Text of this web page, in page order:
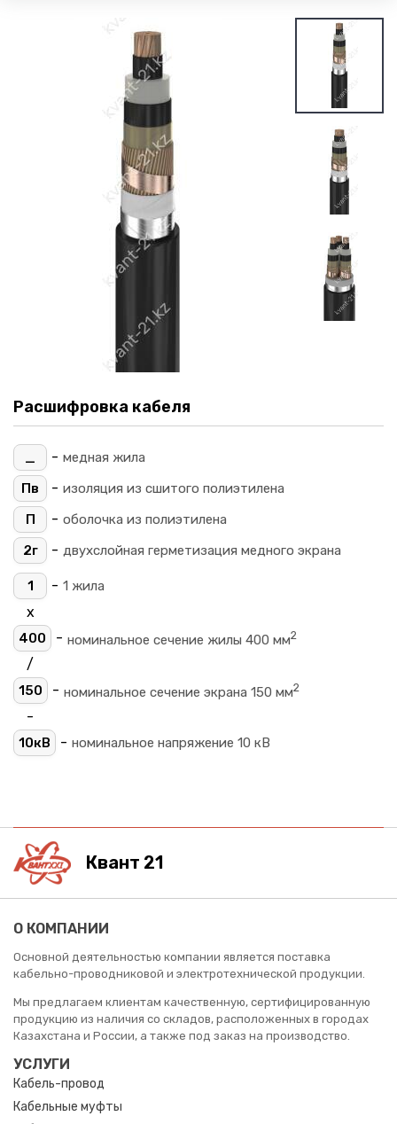
Расшифровка кабеля
_ - медная жила
Пв
- изоляция из сшитого полиэтилена
П
- оболочка из полиэтилена
2г
- двухслойная герметизация медного экрана
1 - 1 жила
х
400 - номинальное сечение жилы 400 мм2
/
150 - номинальное сечение экрана 150 мм2
-
10кВ - номинальное напряжение 10 кВ
Квант 21
О КОМПАНИИ
Основной деятельностью компании является поставка
кабельно-проводниковой и электротехнической продукции.
Мы предлагаем клиентам качественную, сертифицированную
продукцию из наличия со складов, расположенных в городах
Казахстана и России, а также под заказ на производство.
УСЛУГИ
Кабель-провод
Кабельные муфты